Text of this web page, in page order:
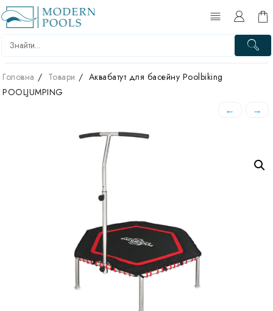
Перейти
до
вмісту
Головна Товари
Аквабатут для басейну Poolbiking
POOLJUMPING
← →